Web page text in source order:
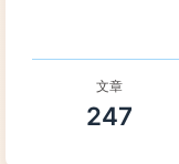
文章
247